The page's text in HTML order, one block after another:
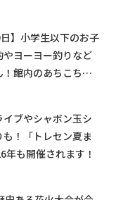
日】小学生以下のお子
ヨーヨー釣りなど
館内のあちこちに
イブやシャボン玉シ
も！「トレセン夏ま
年も開催されます！